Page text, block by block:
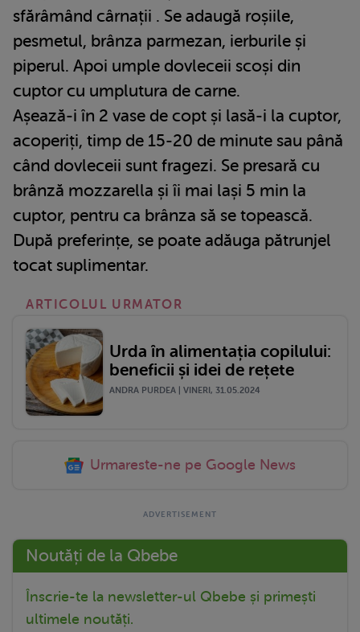
sfărâmând cârnații . Se adaugă roșiile,
pesmetul, brânza parmezan, ierburile și
piperul. Apoi umple dovleceii scoși din
cuptor cu umplutura de carne.
Așează-i în 2 vase de copt și lasă-i la cuptor,
acoperiți, timp de 15-20 de minute sau până
când dovleceii sunt fragezi. Se presară cu
brânză mozzarella și îi mai lași 5 min la
cuptor, pentru ca brânza să se topească.
După preferințe, se poate adăuga pătrunjel
tocat suplimentar.
ARTICOLUL URMATOR
Urda în alimentația copilului:
beneficii și idei de rețete
ANDRA PURDEA | VINERI, 31.05.2024
Urmareste-ne pe Google News
Noutăți de la Qbebe
Înscrie-te la newsletter-ul Qbebe și primești
ultimele noutăți.